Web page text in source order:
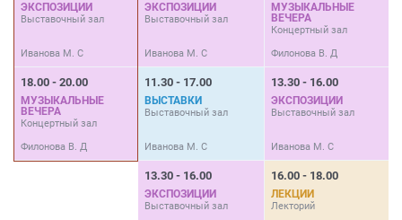
ЭКСПОЗИЦИИ
Выставочный зал
Иванова М. С
18.00 - 20.00
МУЗЫКАЛЬНЫЕ
ВЕЧЕРА
Концертный зал
Филонова В. Д
ЭКСПОЗИЦИИ
Выставочный зал
Иванова М. С
11.30 - 17.00
ВЫСТАВКИ
Выставочный зал
Иванова М. С
13.30 - 16.00
ЭКСПОЗИЦИИ
Выставочный зал
МУЗЫКАЛЬНЫЕ
ВЕЧЕРА
Концертный зал
Филонова В. Д
13.30 - 16.00
ЭКСПОЗИЦИИ
Выставочный зал
Иванова М. С
16.00 - 18.00
ЛЕКЦИИ
Лекторий